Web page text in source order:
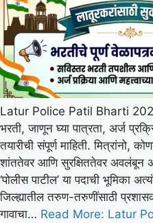
Latur Police Patil Bharti 2026
भरती, जाणून घ्या पात्रता, अर्ज
तयारीची संपूर्ण माहिती. मित्रांनो,
शांततेवर आणि सुरक्षिततेवर अवलंबून
‘पोलीस पाटील’ या पदाची भूमिका
जिल्ह्यातील तरुण-तरुणींसाठी
गावाचा… Read More: Latur